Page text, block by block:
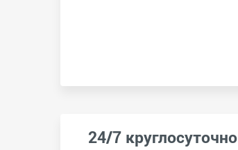
24/7 круглосуточно